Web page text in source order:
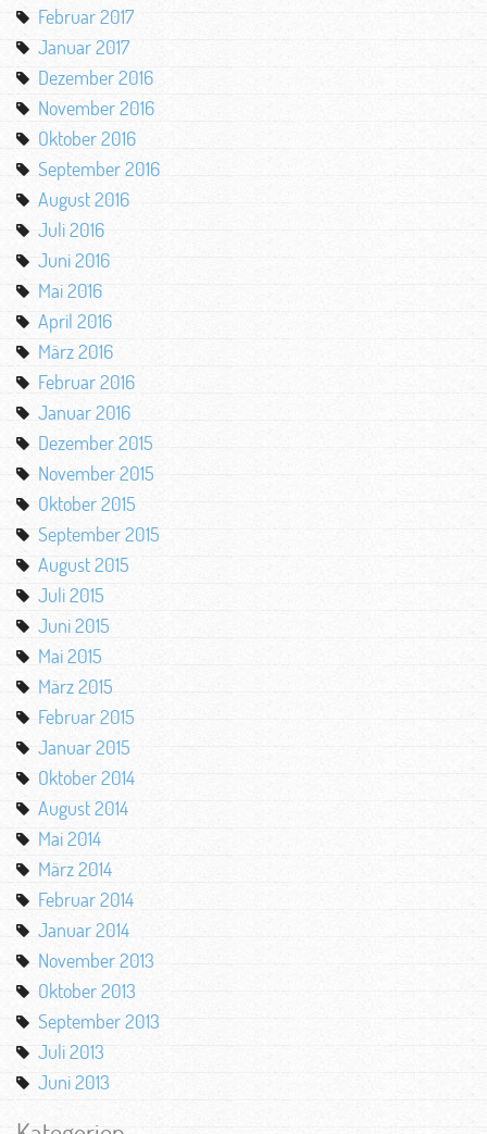
Februar 2017
Januar 2017
Dezember 2016
November 2016
Oktober 2016
September 2016
August 2016
Juli 2016
Juni 2016
Mai 2016
April 2016
März 2016
Februar 2016
Januar 2016
Dezember 2015
November 2015
Oktober 2015
September 2015
August 2015
Juli 2015
Juni 2015
Mai 2015
März 2015
Februar 2015
Januar 2015
Oktober 2014
August 2014
Mai 2014
März 2014
Februar 2014
Januar 2014
November 2013
Oktober 2013
September 2013
Juli 2013
Juni 2013